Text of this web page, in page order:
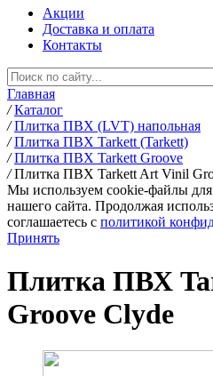
Акции
Доставка и оплата
Контакты
Главная
/ Каталог
/ Плитка ПВХ (LVT) напольная
/ Плитка ПВХ Tarkett (Tarkett)
/ Плитка ПВХ Tarkett Groove
/ Плитка ПВХ Tarkett Art Vinil
Мы используем cookie-файлы
нашего сайта. Продолжая
соглашаетесь c политикой
Принять
Плитка ПВХ
Groove Clyde